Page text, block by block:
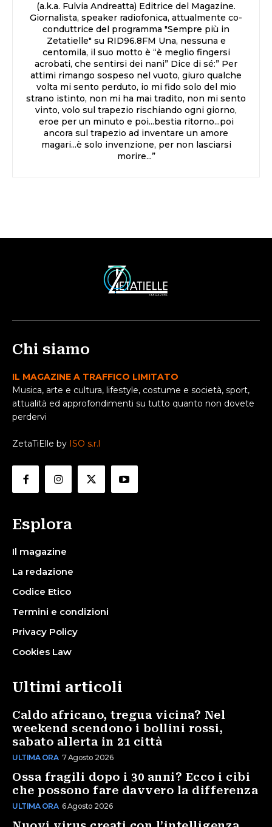
(a.k.a. Fulvia Andreatta) Editrice del Magazine.
Giornalista, speaker radiofonica, attualmente co-
conduttrice del programma "Sempre più in
Zetatielle" su RID96.8FM Una, nessuna e
centomila, il suo motto è “è meglio fingersi
acrobati, che sentirsi dei nani” Dice di sé:” Per
attimi rimango sospeso nel vuoto, giuro qualche
volta mi sento perduto, io mi fido solo del mio
strano istinto, non mi ha mai tradito, non mi sento
vinto, volo sul trapezio rischiando ogni giorno,
eroe per un minuto e poi...bestia ritorno...poi
ancora sul trapezio ad inventare un amore
magari...è solo invenzione, per non lasciarsi
morire...”
Chi siamo
IL MAGAZINE A TRAFFICO LIMITATO
Musica, arte e cultura, lifestyle, costume e società, sport,
attualità ed approfondimenti su tutto quanto non dovete
perdervi
ZetaTiElle by ISO s.r.l
Esplora
Il magazine
La redazione
Codice Etico
Termini e condizioni
Privacy Policy
Cookies Law
Ultimi articoli
Caldo africano, tregua vicina? Nel
weekend scendono i bollini rossi,
sabato allerta in 21 città
ULTIMA ORA 7 Agosto 2026
Ossa fragili dopo i 30 anni? Ecco i cibi
che possono fare davvero la differenza
ULTIMA ORA 6 Agosto 2026